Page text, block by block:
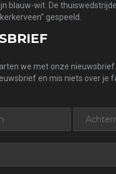
blauw-wit. De
gespeeld.
we met onze
en mis niets over je